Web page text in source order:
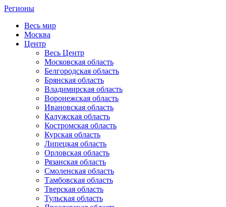
Регионы
Весь мир
Москва
Центр
Весь Центр
Московская область
Белгородская область
Брянская область
Владимирская область
Воронежская область
Ивановская область
Калужская область
Костромская область
Курская область
Липецкая область
Орловская область
Рязанская область
Смоленская область
Тамбовская область
Тверская область
Тульская область